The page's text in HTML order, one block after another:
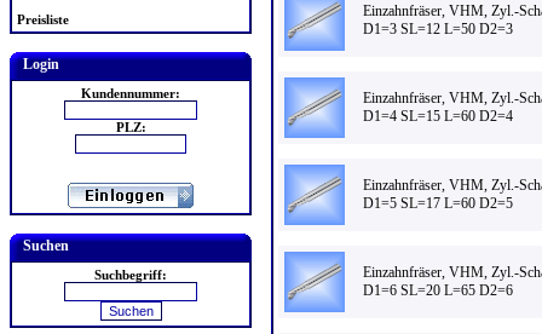
Preisliste
Login
Kundennummer:
PLZ:
Suchen
Suchbegriff:
Einzahnfräser, VHM, Zyl.-
D1=3 SL=12 L=50 D2=3
Einzahnfräser, VHM, Zyl.-
D1=4 SL=15 L=60 D2=4
Einzahnfräser, VHM, Zyl.-
D1=5 SL=17 L=60 D2=5
Einzahnfräser, VHM, Zyl.-
D1=6 SL=20 L=65 D2=6